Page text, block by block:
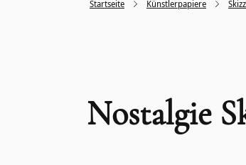
Künstlerpapiere
Startseite
Nostalgie